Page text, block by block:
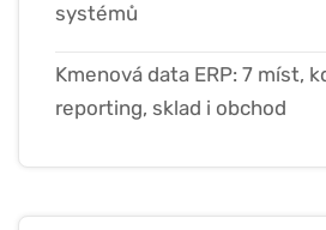
systémů
Kmenová data ERP: 7 míst,
reporting, sklad i obchod